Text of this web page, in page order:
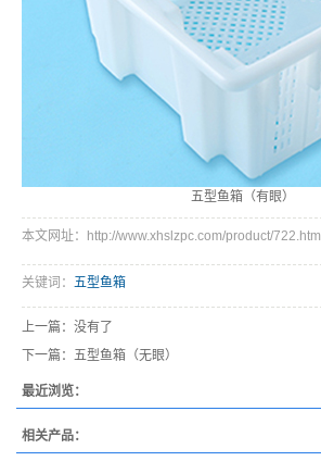
五型鱼箱（有眼）
本文网址：http://www.xhslzpc.com/product/722.html
关键词： 五型鱼箱
上一篇：没有了
下一篇： 五型鱼箱（无眼）
最近浏览：
相关产品：